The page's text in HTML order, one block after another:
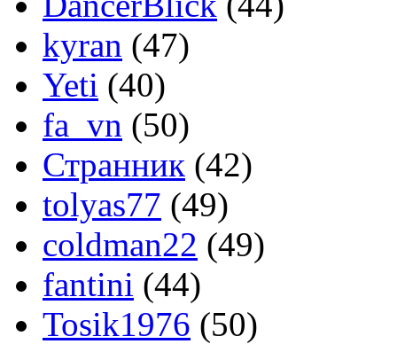
kyran (47)
Yeti (40)
fa_vn (50)
Странник (42)
tolyas77 (49)
coldman22 (49)
fantini (44)
Tosik1976 (50)